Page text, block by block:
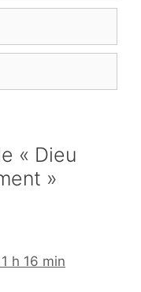
« Dieu
»
h 16 min